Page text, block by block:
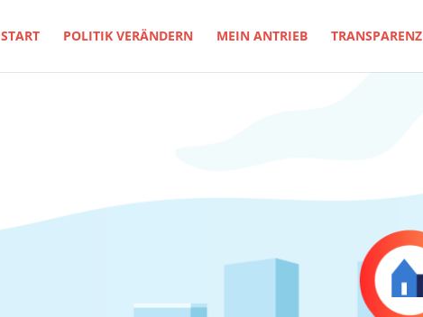
START POLITIK VERÄNDERN MEIN ANTRIEB TRANSPARENZ